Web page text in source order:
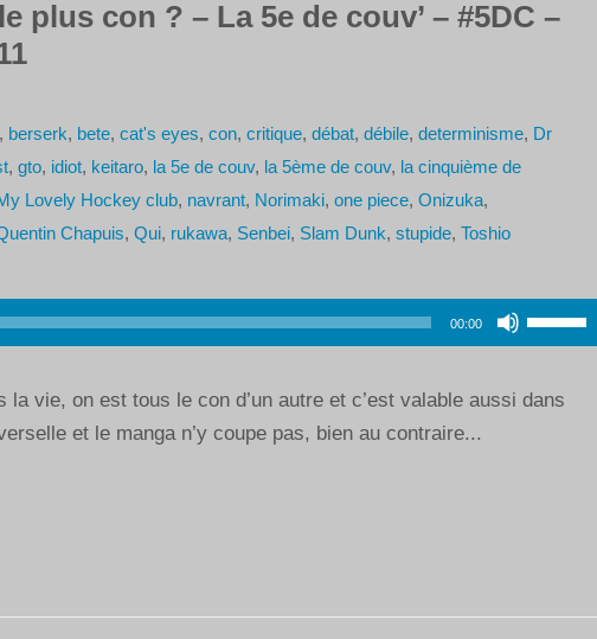
plus con ? – La 5e de couv’ – #5DC –
, berserk, bete, cat's eyes, con, critique, débat, débile, determinisme, Dr
, gto, idiot, keitaro, la 5e de couv, la 5ème de couv, la cinquième de
Lovely Hockey club, navrant, Norimaki, one piece, Onizuka,
Chapuis, Qui, rukawa, Senbei, Slam Dunk, stupide, Toshio
00:00
Utilisez
les
haut/bas
volume.
vie, on est tous le con d’un autre et c’est valable aussi dans
et le manga n’y coupe pas, bien au contraire...